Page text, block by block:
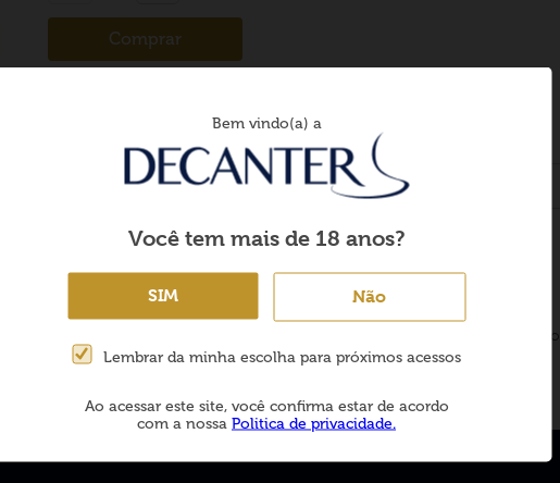
Bem vindo(a) a
Você tem mais de 18 anos?
SIM Não
Lembrar da minha escolha para próximos acessos
Ao acessar este site, você confirma estar de acordo
com a nossa Politica de privacidade.
Comprar
PROGRAMA DE FIDELIDADE
Envio super rápido e frete barato